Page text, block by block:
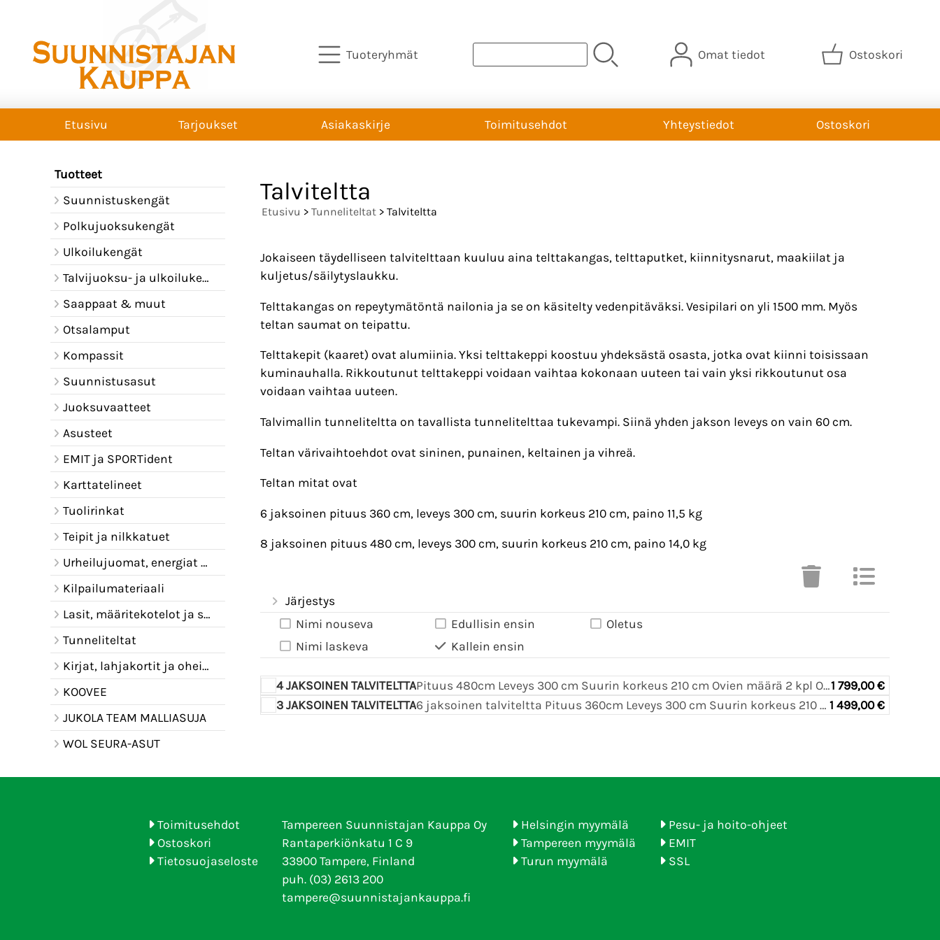
Tuoteryhmät Omat tiedot Ostoskori
Etusivu Tarjoukset Asiakaskirje Toimitusehdot Yhteystiedot Ostoskori
Tuotteet
Suunnistuskengät
Polkujuoksukengät
Ulkoilukengät
Talvijuoksu- ja ulkoilukengät
Saappaat & muut
Otsalamput
Kompassit
Suunnistusasut
Juoksuvaatteet
Asusteet
EMIT ja SPORTident
Karttatelineet
Tuolirinkat
Teipit ja nilkkatuet
Urheilujuomat, energiat ja juomavyöt
Kilpailumateriaali
Lasit, määritekotelot ja sadelipat
Tunneliteltat
Kirjat, lahjakortit ja oheistuotteet
KOOVEE
JUKOLA TEAM MALLIASUJA
WOL SEURA-ASUT
Talviteltta
Etusivu > Tunneliteltat > Talviteltta
Jokaiseen täydelliseen talvitelttaan kuuluu aina telttakangas, telttaputket, kiinnitysnarut, maakiilat ja
kuljetus/säilytyslaukku.
Telttakangas on repeytymätöntä nailonia ja se on käsitelty vedenpitäväksi. Vesipilari on yli 1500 mm. Myös
teltan saumat on teipattu.
Telttakepit (kaaret) ovat alumiinia. Yksi telttakeppi koostuu yhdeksästä osasta, jotka ovat kiinni toisissaan
kuminauhalla. Rikkoutunut telttakeppi voidaan vaihtaa kokonaan uuteen tai vain yksi rikkoutunut osa
voidaan vaihtaa uuteen.
Talvimallin tunneliteltta on tavallista tunnelitelttaa tukevampi. Siinä yhden jakson leveys on vain 60 cm.
Teltan värivaihtoehdot ovat sininen, punainen, keltainen ja vihreä.
Teltan mitat ovat
6 jaksoinen pituus 360 cm, leveys 300 cm, suurin korkeus 210 cm, paino 11,5 kg
8 jaksoinen pituus 480 cm, leveys 300 cm, suurin korkeus 210 cm, paino 14,0 kg
Järjestys
Nimi nouseva
Nimi laskeva
Edullisin ensin
Kallein ensin
Oletus
4 JAKSOINEN TALVITELTTA Pituus 480cm Leveys 300 cm Suurin korkeus 210 cm Ovien määrä 2 kpl Ovien sijainti Molemmissa päädyissä ja pitkällä sivulla Paino 14 kg...1 799,00 €
3 JAKSOINEN TALVITELTTA
6 jaksoinen talviteltta Pituus 360cm Leveys 300 cm Suurin korkeus 210 cm Ovien määrä 2 kpl Ovien sijainti Molemmissa päädyissä Paino 11,5... 1 499,00 €
Toimitusehdot
Ostoskori
Tietosuojaseloste
Tampereen Suunnistajan Kauppa Oy
Rantaperkiönkatu 1 C 9
33900 Tampere, Finland
puh. (03) 2613 200
tampere@suunnistajankauppa.fi
Helsingin myymälä
Tampereen myymälä
Turun myymälä
Pesu- ja hoito-ohjeet
EMIT
SSL